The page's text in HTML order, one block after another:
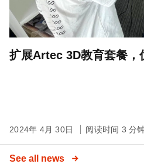
扩展Artec 3D教育套餐，
2024年 4月 30日 阅读时间 3 分钟
See all news